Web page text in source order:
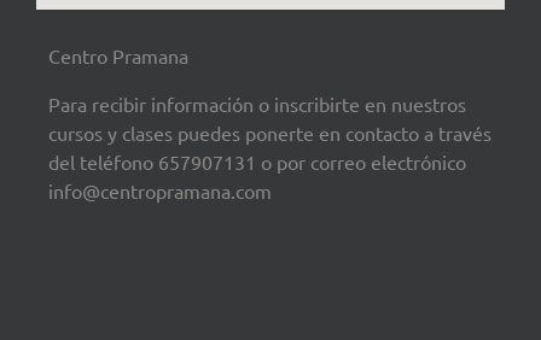
Centro Pramana
Para recibir información o inscribirte en nuestros
cursos y clases puedes ponerte en contacto a través
del teléfono 657907131 o por correo electrónico
info@centropramana.com